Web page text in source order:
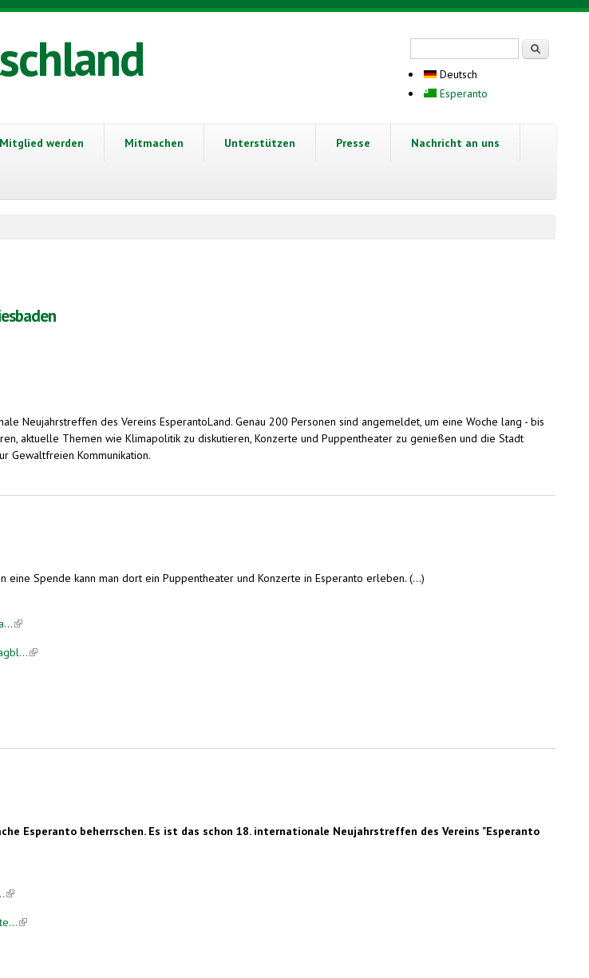
Deutsch
Esperanto
Mitglied werden Mitmachen Unterstützen Presse Nachricht an uns
Neujahrstreffen des Vereins EsperantoLand. Genau 200 Personen sind angemeldet, um eine Woche lang - bis
aktuelle Themen wie Klimapolitik zu diskutieren, Konzerte und Puppentheater zu genießen und die Stadt
Gewaltfreien Kommunikation.
Spende kann man dort ein Puppentheater und Konzerte in Esperanto erleben. (...)
(link is external)
(link is external)
Esperanto beherrschen. Es ist das schon 18. internationale Neujahrstreffen des Vereins "Esperanto
(link is external)
(link is external)